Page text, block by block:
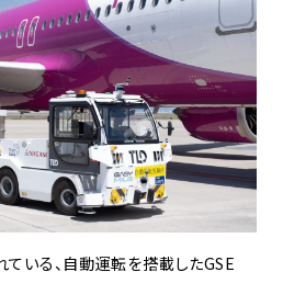
いる、自動運転を搭載したGSE